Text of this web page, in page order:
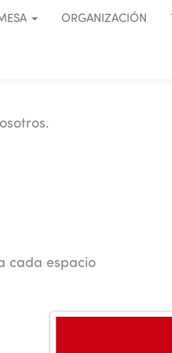
ORGANIZACIÓN
cada espacio